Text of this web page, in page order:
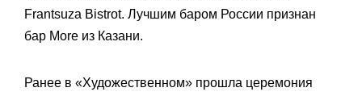
Frantsuza Bistrot. Лучшим баром России признан
бар More из Казани.
Ранее в «Художественном» прошла церемония